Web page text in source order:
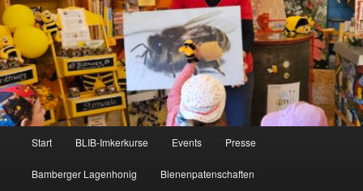
Start BLIB-Imkerkurse Events Presse
Bamberger Lagenhonig Bienenpatenschaften